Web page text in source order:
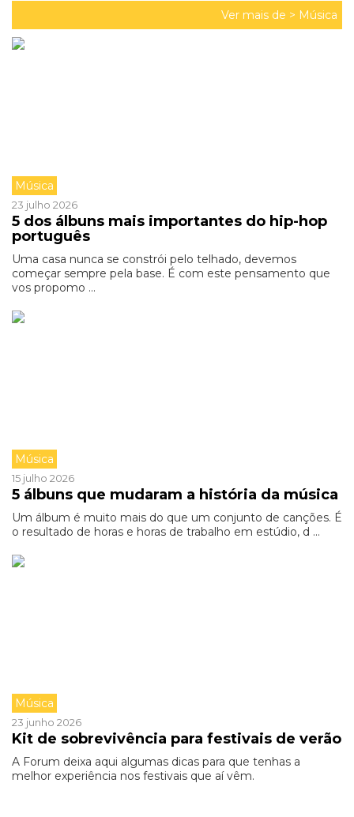
Ver mais de > Música
Música
23 julho 2026
5 dos álbuns mais importantes do hip-hop
português
Uma casa nunca se constrói pelo telhado, devemos
começar sempre pela base. É com este pensamento que
vos propomo ...
Música
15 julho 2026
5 álbuns que mudaram a história da música
Um álbum é muito mais do que um conjunto de canções. É
o resultado de horas e horas de trabalho em estúdio, d ...
Música
23 junho 2026
Kit de sobrevivência para festivais de verão
A Forum deixa aqui algumas dicas para que tenhas a
melhor experiência nos festivais que aí vêm.